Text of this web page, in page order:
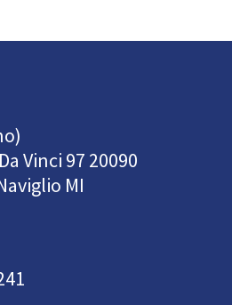
Vinci 97 20090
MI